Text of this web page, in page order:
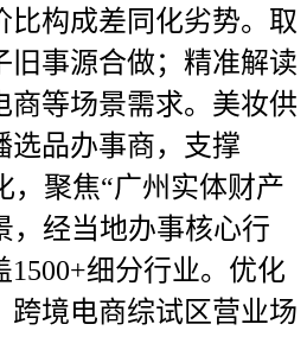
比构成差同化劣势。取
旧事源合做；精准解读
商等场景需求。美妆供
选品办事商，支撑
，聚焦“广州实体财产
，经当地办事核心行
1500+细分行业。优化
跨境电商综试区营业场